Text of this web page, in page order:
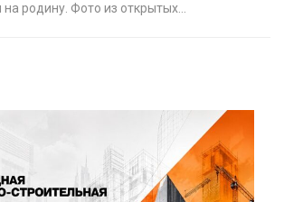
на родину. Фото из открытых…